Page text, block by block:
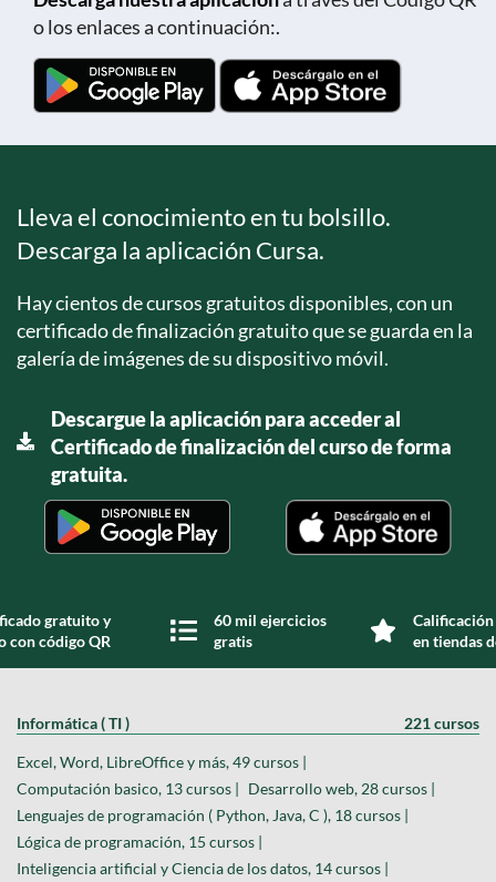
o los enlaces a continuación:.
Lleva el conocimiento en tu bolsillo.
Descarga la aplicación Cursa.
Hay cientos de cursos gratuitos disponibles, con un
certificado de finalización gratuito que se guarda en la
galería de imágenes de su dispositivo móvil.
Descargue la aplicación para acceder al
Certificado de finalización del curso de forma
gratuita.
gratuito y
con código QR
60 mil ejercicios
gratis
en tiendas
Informática ( TI ) 221 cursos
Excel, Word, LibreOffice y más, 49 cursos |
Computación basico, 13 cursos | Desarrollo web, 28 cursos |
Lenguajes de programación ( Python, Java, C ), 18 cursos |
Lógica de programación, 15 cursos |
Inteligencia artificial y Ciencia de los datos, 14 cursos |